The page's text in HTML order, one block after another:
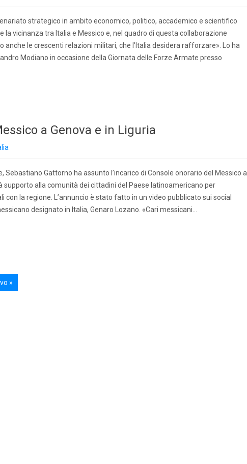
strategico in ambito economico, politico, accademico e scientifico
la vicinanza tra Italia e Messico e, nel quadro di questa collaborazione
anche le crescenti relazioni militari, che l’Italia desidera rafforzare». Lo ha
Modiano in occasione della Giornata delle Forze Armate presso
a Genova e in Liguria
Sebastiano Gattorno ha assunto l’incarico di Console onorario del Messico a
supporto alla comunità dei cittadini del Paese latinoamericano per
la regione. L’annuncio è stato fatto in un video pubblicato sui social
designato in Italia, Genaro Lozano. «Cari messicani…
»